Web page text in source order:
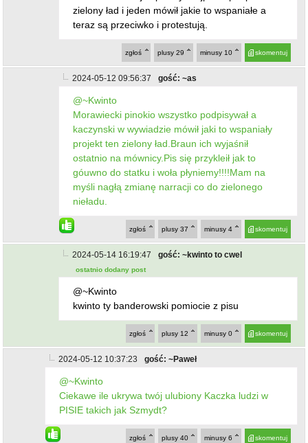
zielony ład i jeden mówił jakie to wspaniałe a
teraz są przeciwko i protestują.
skomentuj
minusy 10
plusy 29
zgłoś
2024-05-12 09:56:37 gość: ~as
@~Kwinto
Morawiecki pinokio wszystko podpisywał a
kaczynski w wywiadzie mówił jaki to wspaniały
projekt ten zielony ład.Braun ich wyjaśnił
ostatnio na mównicy.Pis się przykleił jak to
góuwno do statku i woła płyniemy!!!!Mam na
myśli nagłą zmianę narracji co do zielonego
nieładu.
skomentuj
minusy 4
plusy 37
zgłoś
2024-05-14 16:19:47 gość: ~kwinto to cwel
ostatnio dodany post
@~Kwinto
kwinto ty banderowski pomiocie z pisu
skomentuj
minusy 0
plusy 12
zgłoś
2024-05-12 10:37:23 gość: ~Paweł
@~Kwinto
Ciekawe ile ukrywa twój ulubiony Kaczka ludzi w
PISIE takich jak Szmydt?
skomentuj
minusy 6
plusy 40
zgłoś